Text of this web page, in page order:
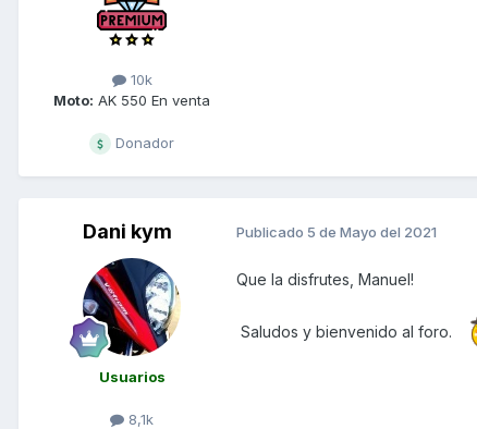
10k
Moto: AK 550 En venta
Donador
Dani kym
Usuarios
8,1k
Publicado 5 de Mayo del 2021
Que la disfrutes, Manuel!
Saludos y bienvenido al foro.